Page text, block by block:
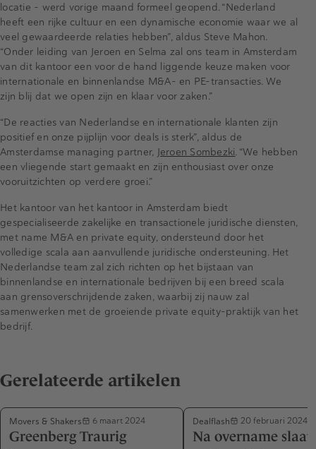
locatie – werd vorige maand formeel geopend. “Nederland
heeft een rijke cultuur en een dynamische economie waar we al
veel gewaardeerde relaties hebben”, aldus Steve Mahon.
“Onder leiding van Jeroen en Selma zal ons team in Amsterdam
van dit kantoor een voor de hand liggende keuze maken voor
internationale en binnenlandse M&A- en PE-transacties. We
zijn blij dat we open zijn en klaar voor zaken.”
“De reacties van Nederlandse en internationale klanten zijn
positief en onze pijplijn voor deals is sterk”, aldus de
Amsterdamse managing partner, Jeroen Sombezki. “We hebben
een vliegende start gemaakt en zijn enthousiast over onze
vooruitzichten op verdere groei.”
Het kantoor van het kantoor in Amsterdam biedt
gespecialiseerde zakelijke en transactionele juridische diensten,
met name M&A en private equity, ondersteund door het
volledige scala aan aanvullende juridische ondersteuning. Het
Nederlandse team zal zich richten op het bijstaan van
binnenlandse en internationale bedrijven bij een breed scala
aan grensoverschrijdende zaken, waarbij zij nauw zal
samenwerken met de groeiende private equity-praktijk van het
bedrijf.
Gerelateerde artikelen
Movers & Shakers 6 maart 2024
Greenberg Traurig
Dealflash 20 februari 2024
Na overname slaat